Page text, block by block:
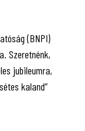
(BNPI)
Szeretnénk,
jubileumra,
kaland”